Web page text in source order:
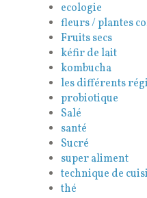
ecologie
fleurs / plantes
Fruits secs
kéfir de lait
kombucha
les différents
probiotique
Salé
santé
Sucré
super aliment
technique de
thé